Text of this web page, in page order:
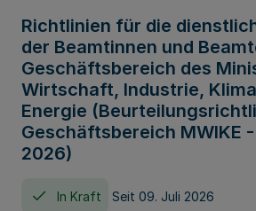
Richtlinien für die
der Beamtinnen und
Geschäftsbereich des
Wirtschaft, Industrie,
Energie
Geschäftsbereich MWIKE -
2026)
In Kraft Seit 09. Juli 2026